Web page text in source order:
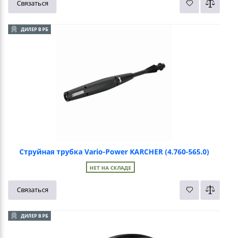
Связаться
ДИЛЕР В РБ
Струйная трубка Vario-Power KARCHER (4.760-565.0)
НЕТ НА СКЛАДЕ
Связаться
ДИЛЕР В РБ